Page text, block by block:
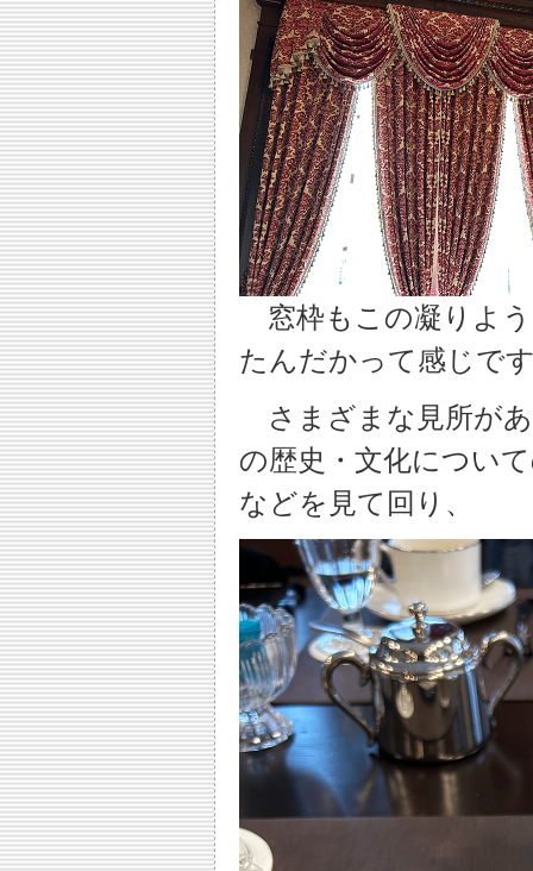
窓枠もこの凝りよ
たんだかって感じで
さまざまな見所が
の歴史・文化につい
などを見て回り、